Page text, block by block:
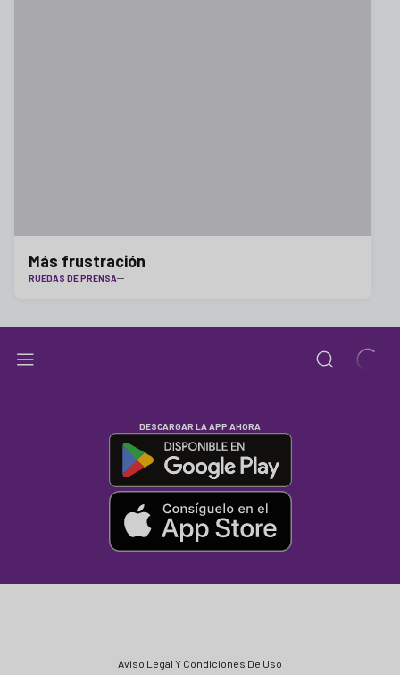
Más frustración
RUEDAS DE PRENSA
DESCARGAR LA APP AHORA
Aviso Legal Y Condiciones De Uso